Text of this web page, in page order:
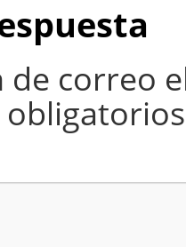
de correo